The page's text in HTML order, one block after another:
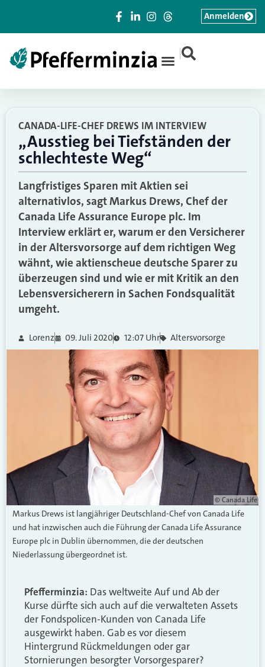
|
Anmelden
CANADA-LIFE-CHEF DREWS IM INTERVIEW
„Ausstieg bei Tiefständen der
schlechteste Weg“
Langfristiges Sparen mit Aktien sei
alternativlos, sagt Markus Drews, Chef der
Canada Life Assurance Europe plc. Im
Interview erklärt er, warum er den Versicherer
in der Altersvorsorge auf dem richtigen Weg
wähnt, wie aktienscheue deutsche Sparer zu
überzeugen sind und wie er mit Kritik an den
Lebensversicherern in Sachen Fondsqualität
umgeht.
Lorenz 09. Juli 2020 12:07 Uhr Altersvorsorge
© Canada Life
Markus Drews ist langjähriger Deutschland-Chef von Canada Life
und hat inzwischen auch die Führung der Canada Life Assurance
Europe plc in Dublin übernommen, die der deutschen
Niederlassung übergeordnet ist.
Pfefferminzia: Das weltweite Auf und Ab der
Kurse dürfte sich auch auf die verwalteten Assets
der Fondspolicen-Kunden von Canada Life
ausgewirkt haben. Gab es vor diesem
Hintergrund Rückmeldungen oder gar
Stornierungen besorgter Vorsorgesparer?